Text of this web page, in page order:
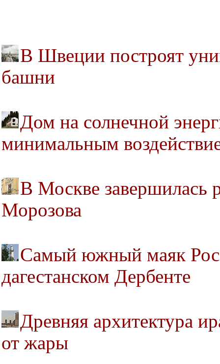
В Швеции построят
башни
Дом на солнечной
минимальным
В Москве завершилась
Морозова
Самый южный маяк
дагестанском Дербенте
Древняя архитектура
от жары